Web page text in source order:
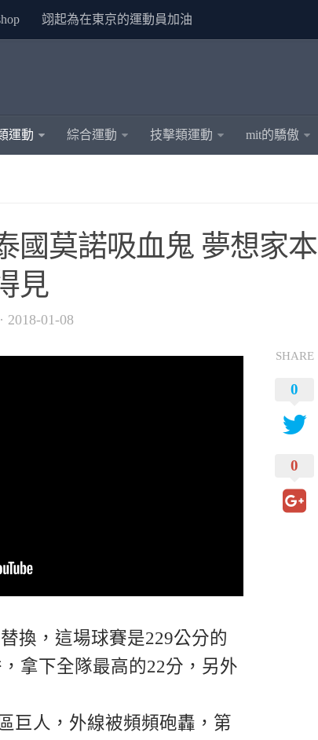
翊起為在東京的運動員加油
運動 綜合運動 技擊類運動 mit的驕傲
國莫諾吸血鬼 夢想家本
見
· 2018-01-08
換，這場球賽是229公分的
，拿下全隊最高的22分，另外
巨人，外線被頻頻砲轟，第
SHARE
0
0